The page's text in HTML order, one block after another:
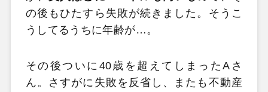
の後もひたすら失敗が続きました。そうこ
うしてるうちに年齢が…。
その後ついに40歳を超えてしまったAさ
ん。さすがに失敗を反省し、またも不動産